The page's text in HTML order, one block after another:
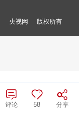
央视网 版权所有
分享
58
评论